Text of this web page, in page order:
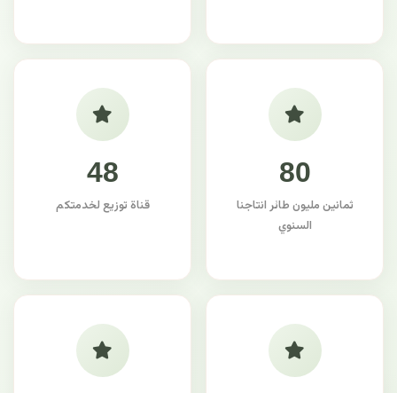
80
ثمانين مليون طائر انتاجنا
السنوي
48
قناة توزيع لخدمتكم